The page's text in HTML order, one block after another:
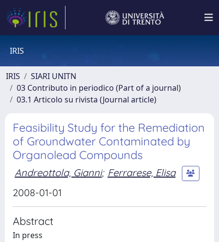
IRIS
IRIS
SIARI UNITN
03 Contributo in periodico (Part of a journal)
03.1 Articolo su rivista (Journal article)
Feasibility Study for the Remediation
of Groundwater Contaminated by
Organolead Compounds
Andreottola, Gianni; Ferrarese, Elisa
2008-01-01
Abstract
In press